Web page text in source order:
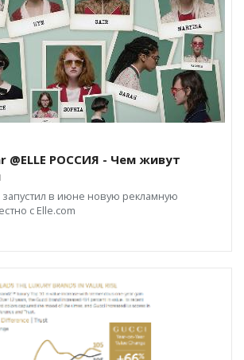
@ELLE РОССИЯ - Чем живут
в июне новую рекламную
с Elle.com